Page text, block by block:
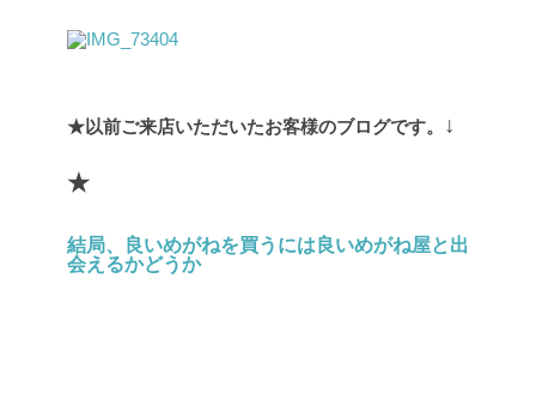
★以前ご来店いただいたお客様のブログです。 ↓
★
結局、良いめがねを買うには良いめがね屋と出
会えるかどうか